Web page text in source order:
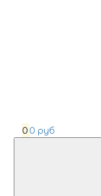
0 0 руб